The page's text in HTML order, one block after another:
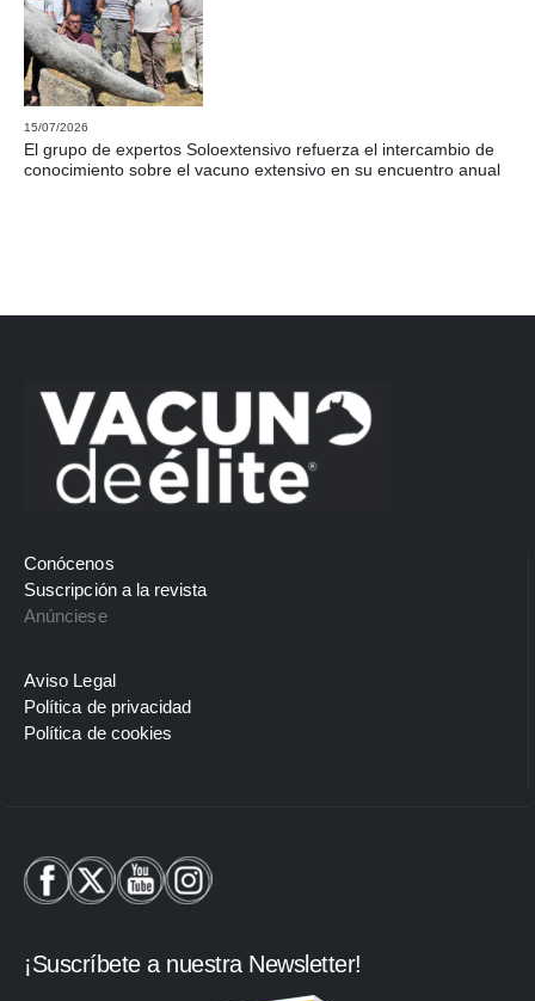
15/07/2026
El grupo de expertos Soloextensivo refuerza el intercambio de
conocimiento sobre el vacuno extensivo en su encuentro anual
Conócenos
Suscripción a la revista
Anúnciese
Aviso Legal
Política de privacidad
Política de cookies
¡Suscríbete a nuestra Newsletter!